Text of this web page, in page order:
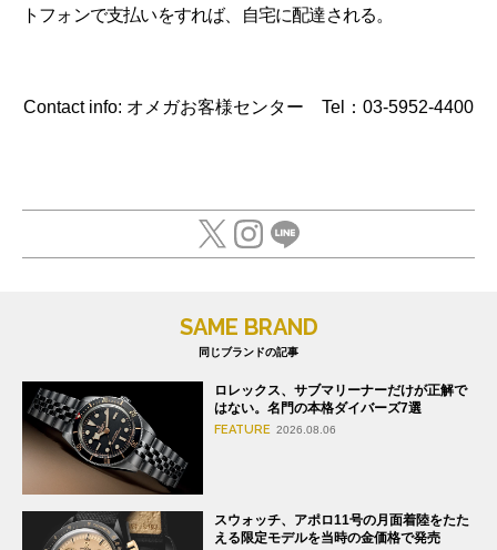
トフォンで支払いをすれば、自宅に配達される。
Contact info: オメガお客様センター Tel：03-5952-4400
SAME BRAND
同じブランドの記事
ロレックス、サブマリーナーだけが正解で
はない。名門の本格ダイバーズ7選
FEATURE 2026.08.06
スウォッチ、アポロ11号の月面着陸をたた
える限定モデルを当時の金価格で発売